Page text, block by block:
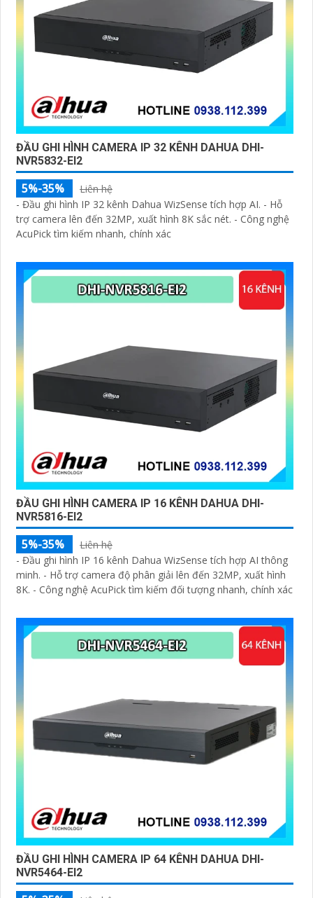
ĐẦU GHI HÌNH CAMERA IP 32 KÊNH DAHUA DHI-
NVR5832-EI2
5%-35%
Liên hệ
- Đầu ghi hình IP 32 kênh Dahua WizSense tích hợp AI. - Hỗ
trợ camera lên đến 32MP, xuất hình 8K sắc nét. - Công nghệ
AcuPick tìm kiếm nhanh, chính xác
ĐẦU GHI HÌNH CAMERA IP 16 KÊNH DAHUA DHI-
NVR5816-EI2
5%-35%
Liên hệ
- Đầu ghi hình IP 16 kênh Dahua WizSense tích hợp AI thông
minh. - Hỗ trợ camera độ phân giải lên đến 32MP, xuất hình
8K. - Công nghệ AcuPick tìm kiếm đối tượng nhanh, chính xác
ĐẦU GHI HÌNH CAMERA IP 64 KÊNH DAHUA DHI-
NVR5464-EI2